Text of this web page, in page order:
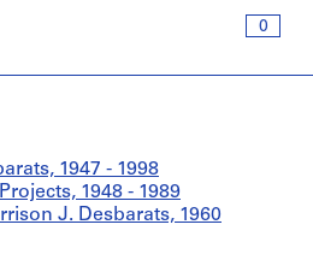
0
1947 - 1998
1948 - 1989
J. Desbarats, 1960